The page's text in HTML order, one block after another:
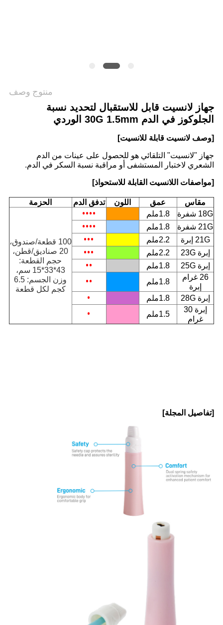
منتوج وصف
جهاز لانسيت قابل للاستقبال لتحديد نسبة
الجلوكوز في الدم 30G 1.5mm الوردي
[وصف لانسيت قابلة للانسيت]
جهاز "لانسيت" التلقائي هو للحصول على عينات من الدم
الشعري لاختبار المستشفى أو مراقبة نسبة السكر في الدم.
[مواصفات اللانسيت القابلة للاستحواذ]
مقاس عمق اللون تدفق الدم
الحزمة
18G شفرة
1.8ملم ••••
100 قطعة/صندوق،
20 صناديق/قطن،
حجم القطعة:
43*33*15 سم،
وزن الجسم: 6.5
كجم لكل قطعة
21G شفرة 1.8ملم ••••
21G إبرة 2.2ملم •••
إبرة 23G 2.2ملم •••
إبرة 25G 1.8ملم ••
26 غرام
إبرة
1.8ملم ••
إبرة 28G 1.8ملم •
إبرة 30
غرام
1.5ملم •
[تفاصيل المجلة]